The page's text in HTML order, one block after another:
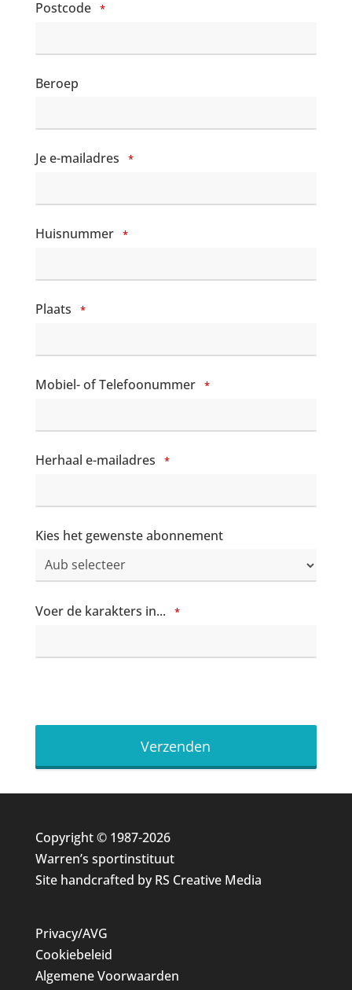
Postcode *
Beroep
Je e-mailadres *
Huisnummer *
Plaats *
Mobiel- of Telefoonummer *
Herhaal e-mailadres *
Kies het gewenste abonnement
Voer de karakters in... *
Verzenden
Copyright © 1987-2026
Warren’s sportinstituut
Site handcrafted by RS Creative Media
Privacy/AVG
Cookiebeleid
Algemene Voorwaarden